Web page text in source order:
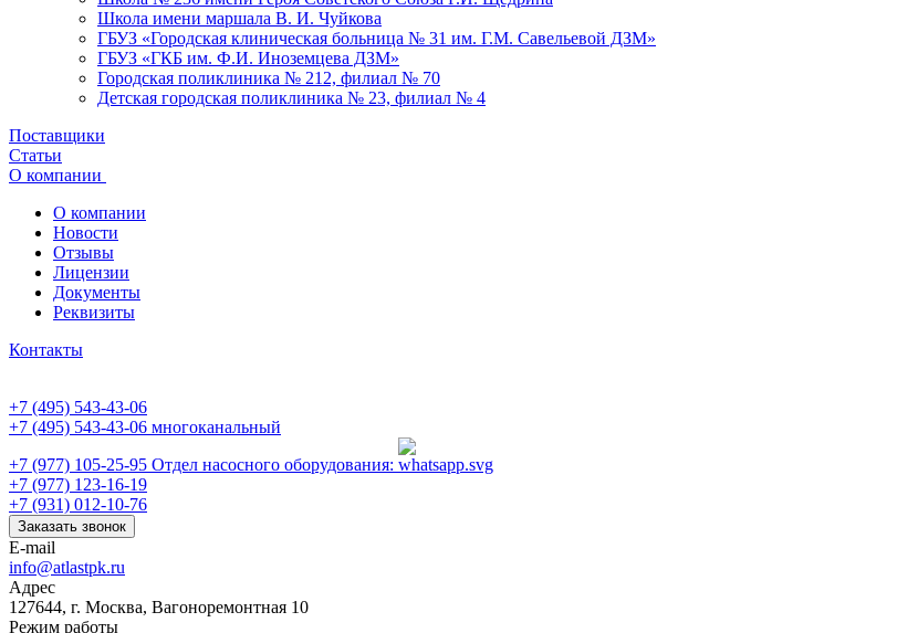
Школа имени маршала В. И. Чуйкова
ГБУЗ «Городская клиническая больница № 31 им. Г.М. Савельевой ДЗМ»
ГБУЗ «ГКБ им. Ф.И. Иноземцева ДЗМ»
Городская поликлиника № 212, филиал № 70
Детская городская поликлиника № 23, филиал № 4
Поставщики
Статьи
О компании
О компании
Новости
Отзывы
Лицензии
Документы
Реквизиты
Контакты
+7 (495) 543-43-06
+7 (495) 543-43-06 многоканальный
+7 (977) 105-25-95 Отдел насосного оборудования:
+7 (977) 123-16-19
+7 (931) 012-10-76
Заказать звонок
E-mail
info@atlastpk.ru
Адрес
127644, г. Москва, Вагоноремонтная 10
Режим работы